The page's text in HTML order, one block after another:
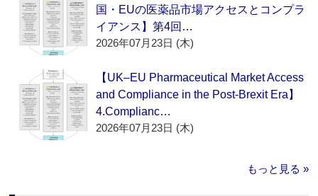
国・EUの医薬品市場アクセスとコンプラ
イアンス】第4回…
2026年07月23日 (木)
【UK–EU Pharmaceutical Market Access
and Compliance in the Post-Brexit Era】
4.Complianc…
2026年07月23日 (木)
もっと見る »